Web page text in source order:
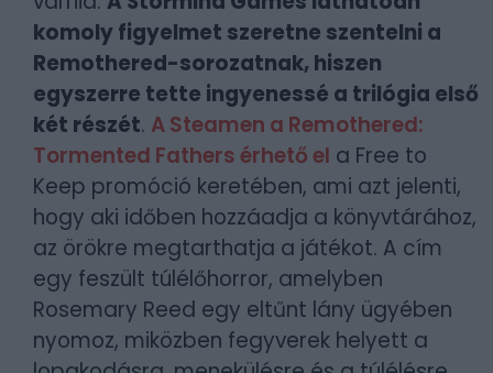
komoly figyelmet szeretne szentelni a
Remothered-sorozatnak, hiszen
egyszerre tette ingyenessé a trilógia első
két részét. A Steamen a Remothered:
Tormented Fathers érhető el a Free to
Keep promóció keretében, ami azt jelenti,
hogy aki időben hozzáadja a könyvtárához,
az örökre megtarthatja a játékot. A cím
egy feszült túlélőhorror, amelyben
Rosemary Reed egy eltűnt lány ügyében
nyomoz, miközben fegyverek helyett a